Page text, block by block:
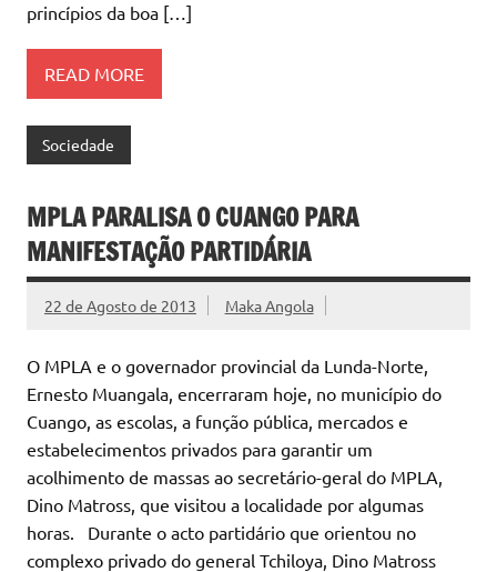
princípios da boa […]
READ MORE
Sociedade
MPLA PARALISA O CUANGO PARA
MANIFESTAÇÃO PARTIDÁRIA
22 de Agosto de 2013 Maka Angola
O MPLA e o governador provincial da Lunda-Norte,
Ernesto Muangala, encerraram hoje, no município do
Cuango, as escolas, a função pública, mercados e
estabelecimentos privados para garantir um
acolhimento de massas ao secretário-geral do MPLA,
Dino Matross, que visitou a localidade por algumas
horas. Durante o acto partidário que orientou no
complexo privado do general Tchiloya, Dino Matross